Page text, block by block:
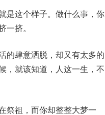
这个样子。做什么事，你
一挤。
肆意洒脱，却又有太多的
，就该知道，人这一生，不
祖，而你却整整大梦一